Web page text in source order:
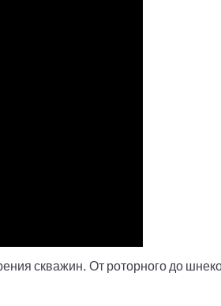
скважин. От роторного до